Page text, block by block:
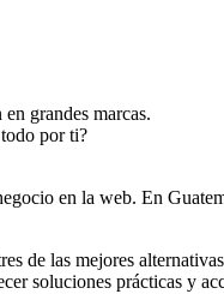
grandes marcas.
por ti?
en la web. En
de las mejores
soluciones prácticas y